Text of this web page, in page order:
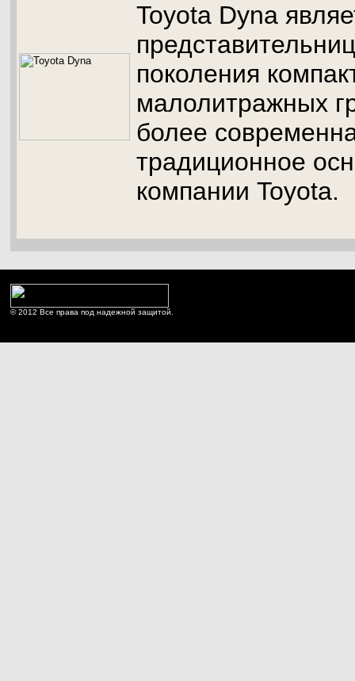
Toyota Dyna
поколения
малолитражных
более
традиционное
компании Toyota.
© 2012 Все права под надежной защитой.